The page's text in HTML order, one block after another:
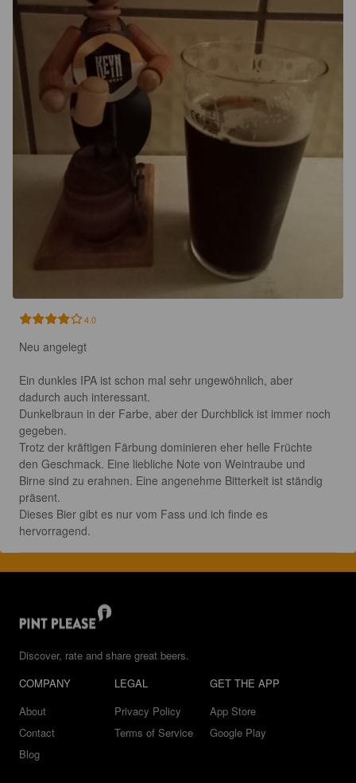
4.0
Neu angelegt
Ein dunkles IPA ist schon mal sehr ungewöhnlich, aber
dadurch auch interessant.
Dunkelbraun in der Farbe, aber der Durchblick ist immer noch
gegeben.
Trotz der kräftigen Färbung dominieren eher helle Früchte
den Geschmack. Eine liebliche Note von Weintraube und
Birne sind zu erahnen. Eine angenehme Bitterkeit ist ständig
präsent.
Dieses Bier gibt es nur vom Fass und ich finde es
hervorragend.
Discover, rate and share great beers.
COMPANY
About
Contact
Blog
LEGAL
Privacy Policy
Terms of Service
GET THE APP
App Store
Google Play